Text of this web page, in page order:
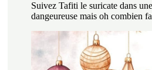
Suivez Tafiti le suricate dans
dangeureuse mais oh combien